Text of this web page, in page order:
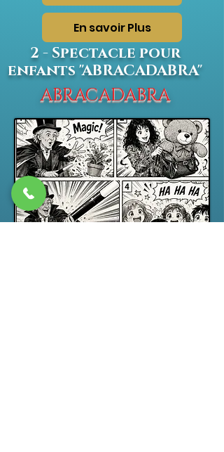
En savoir Plus
2 - Spectacle pour
enfants "ABRACADABRA"
ABRACADABRA